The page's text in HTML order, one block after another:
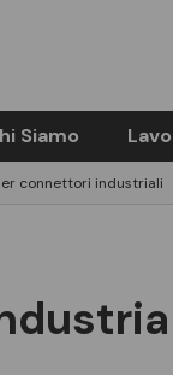
Siamo
connettori industriali